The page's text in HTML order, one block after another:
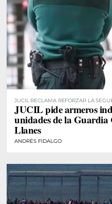
JUCIL RECLAMA REFORZAR LA
JUCIL pide armeros
unidades de la
Llanes
ANDRÉS FIDALGO